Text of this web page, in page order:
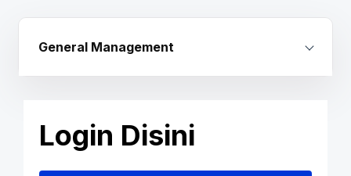
General Management